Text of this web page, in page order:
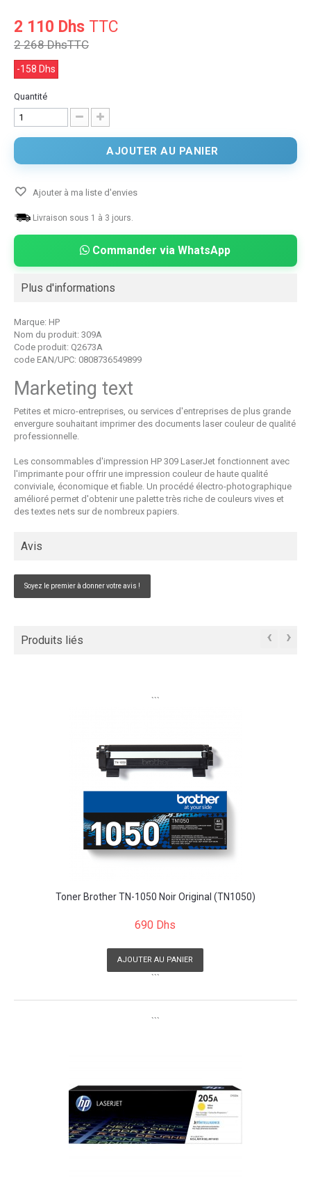
2 110 Dhs TTC
2 268 DhsTTC
-158 Dhs
Quantité
AJOUTER AU PANIER
Ajouter à ma liste d'envies
Livraison sous 1 à 3 jours.
Commander via WhatsApp
Plus d'informations
Marque: HP
Nom du produit: 309A
Code produit: Q2673A
code EAN/UPC: 0808736549899
Marketing text
Petites et micro-entreprises, ou services d'entreprises de plus grande
envergure souhaitant imprimer des documents laser couleur de qualité
professionnelle.
Les consommables d'impression HP 309 LaserJet fonctionnent avec
l'imprimante pour offrir une impression couleur de haute qualité
conviviale, économique et fiable. Un procédé électro-photographique
amélioré permet d'obtenir une palette très riche de couleurs vives et
des textes nets sur de nombreux papiers.
Avis
Soyez le premier à donner votre avis !
Produits liés ‹ ›
```
Toner Brother TN-1050 Noir Original (TN1050)
690 Dhs
AJOUTER AU PANIER
```
```